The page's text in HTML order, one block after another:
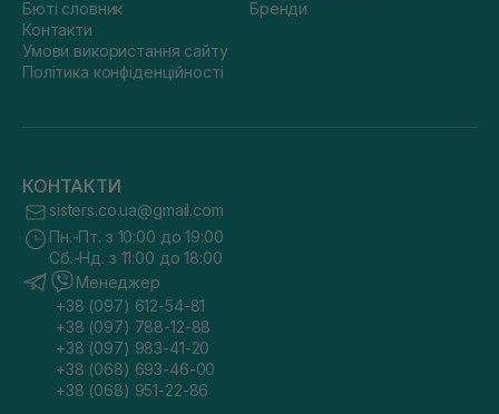
Бюті словник
Контакти
Умови використання сайту
Політика конфіденційності
Бренди
КОНТАКТИ
sisters.co.ua@gmail.com
Пн.-Пт. з 10:00 до 19:00
Сб.-Нд. з 11:00 до 18:00
Менеджер
+38 (097) 612-54-81
+38 (097) 788-12-88
+38 (097) 983-41-20
+38 (068) 693-46-00
+38 (068) 951-22-86